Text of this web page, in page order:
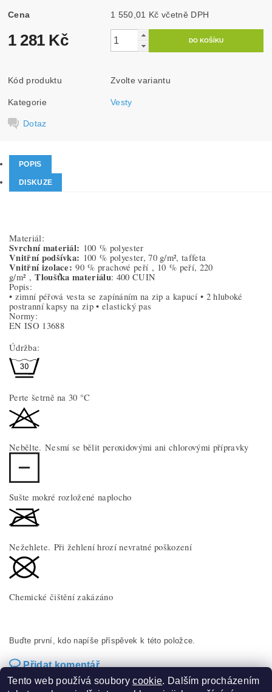
Cena 1 550,01 Kč včetně DPH
1 281 Kč
Kód produktu Zvolte variantu
Kategorie Vesty
Dotaz
POPIS
DISKUZE
Materiál:
Svrchní materiál: 100 % polyester
Vnitřní podšívka: 100 % polyester, 70 g/m², taffeta
Vnitřní izolace: 90 % prachové peří , 10 % peří, 220
g/m² ,Tloušťka materiálu: 400 CUIN
Popis:
• zimní péřová vesta se zapínáním na zip a kapucí • 2 hluboké
postranní kapsy na zip • elastický pas
Normy:
EN ISO 13688
Údržba:
Perte šetrně na 30 °C
Nebělte. Nesmí se bělit peroxidovými ani chlorovými přípravky
Sušte mokré rozložené naplocho
Nežehlete. Při žehlení hrozí nevratné poškození
Chemické čištění zakázáno
Buďte první, kdo napíše příspěvek k této položce.
Přidat komentář
Tento web používá souborycookie. Dalším procházením